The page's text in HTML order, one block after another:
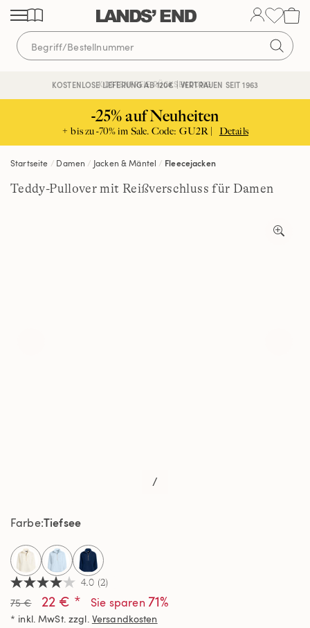
Direkt
zum
Inhalt
Direkt
zur
Navigation
Direkt
zur
Suche
KOSTENLOSE LIEFERUNG AB 120€ | VERTRAUEN SEIT 1963
KOSTENFREIE RÜCKSENDUNG
-25% auf Neuheiten
+ bis zu -70% im Sale. Code: GU2R | Details
Startseite Damen Jacken & Mäntel Fleecejacken
Teddy-Pullover mit Reißverschluss für Damen
/
4.0
von
5
Sternen,
4.0 (2)
75 € 22 € * Sie sparen 71%
* inkl. MwSt. zzgl. Versandkosten
FarbeTiefsee
selected